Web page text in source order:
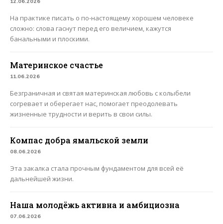
На практике писать о по-настоящему хорошем человеке
сложно: слова гаснут перед его величием, кажутся
банальными и плоскими.
Материнское счастье
11.06.2026
Безграничная и святая материнская любовь с колыбели
согревает и оберегает нас, помогает преодолевать
жизненные трудности и верить в свои силы.
Компас добра ямальской земли
08.06.2026
Эта закалка стала прочным фундаментом для всей её
дальнейшей жизни.
Наша молодёжь активна и амбициозна
07.06.2026